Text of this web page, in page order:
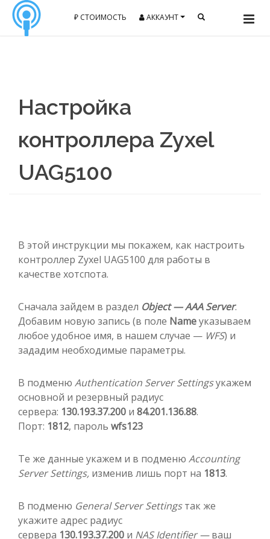
₽ СТОИМОСТЬ АККАУНТ
Настройка
контроллера Zyxel
UAG5100
В этой инструкции мы покажем, как настроить
контроллер Zyxel UAG5100 для работы в
качестве хотспота.
Сначала зайдем в раздел Object — AAA Server.
Добавим новую запись (в поле Nameуказываем
любое удобное имя, в нашем случае — WFS) и
зададим необходимые параметры.
В подменю Authentication Server Settingsукажем
основной и резервный радиус
сервера: 130.193.37.200 и 84.201.136.88.
Порт: 1812, пароль wfs123
Те же данные укажем и в подменю Accounting
Server Settings, изменив лишь порт на 1813.
В подменю General Server Settingsтак же
укажите адрес радиус
сервера 130.193.37.200 и NAS Identifier —ваш